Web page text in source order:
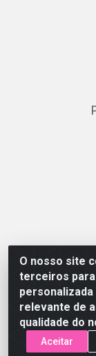
O nosso site
terceiros
relevante de
qualidade do
Aceitar